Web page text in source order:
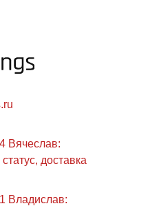
Вячеслав:
доставка
Владислав: